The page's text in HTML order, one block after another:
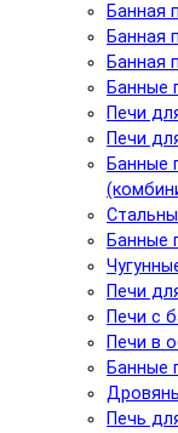
Банная
Банная
Банная
Банные
Печи
Печи
Банные
Банные
Печи
Печи с
Печи в
Банные
Печь